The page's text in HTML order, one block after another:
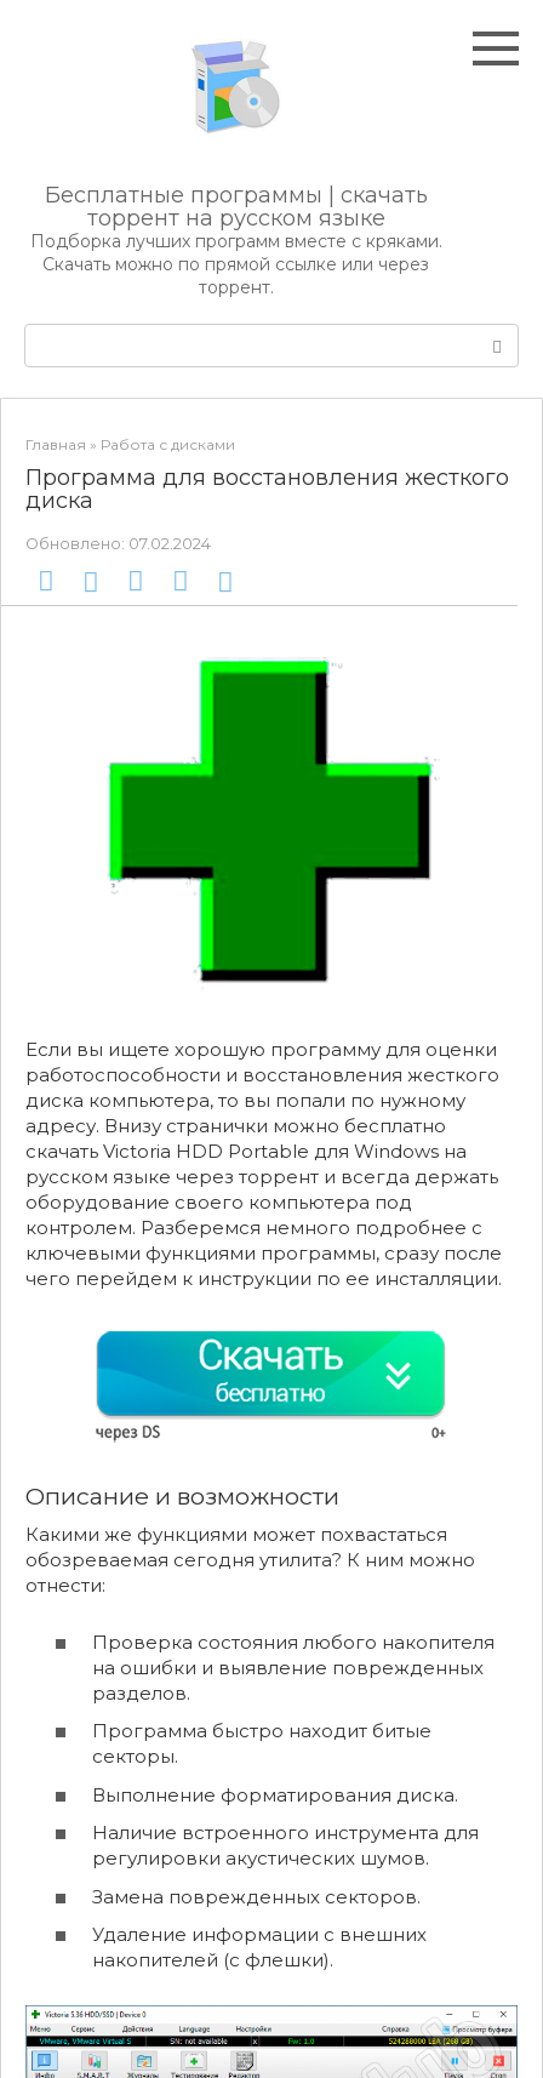
Бесплатные программы | скачать
торрент на русском языке
Подборка лучших программ вместе с кряками.
Скачать можно по прямой ссылке или через
торрент.
Главная » Работа с дисками
Программа для восстановления жесткого
диска
Обновлено: 07.02.2024
Если вы ищете хорошую программу для оценки
работоспособности и восстановления жесткого
диска компьютера, то вы попали по нужному
адресу. Внизу странички можно бесплатно
скачать Victoria HDD Portable для Windows на
русском языке через торрент и всегда держать
оборудование своего компьютера под
контролем. Разберемся немного подробнее с
ключевыми функциями программы, сразу после
чего перейдем к инструкции по ее инсталляции.
Описание и возможности
Какими же функциями может похвастаться
обозреваемая сегодня утилита? К ним можно
отнести:
Проверка состояния любого накопителя
на ошибки и выявление поврежденных
разделов.
Программа быстро находит битые
секторы.
Выполнение форматирования диска.
Наличие встроенного инструмента для
регулировки акустических шумов.
Замена поврежденных секторов.
Удаление информации с внешних
накопителей (с флешки).